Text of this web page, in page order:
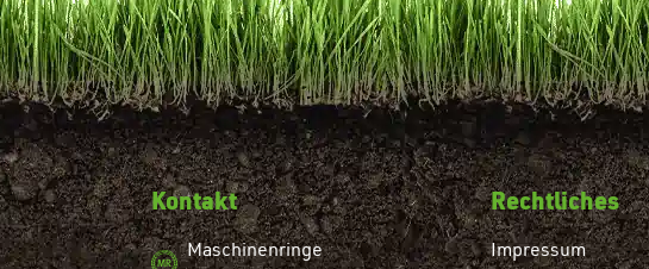
Kontakt
Maschinenringe
Rechtliches
Impressum